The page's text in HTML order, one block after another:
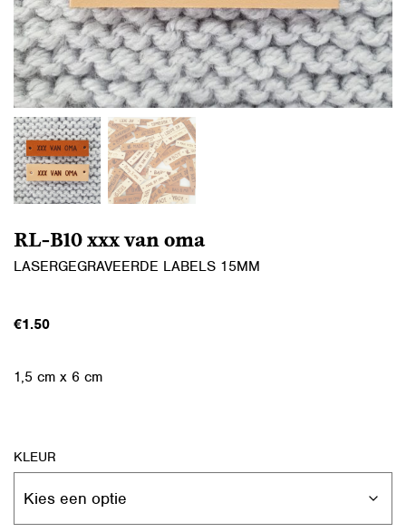
RL-B10 xxx van oma
LASERGEGRAVEERDE LABELS 15MM
€1.50
1,5 cm x 6 cm
KLEUR